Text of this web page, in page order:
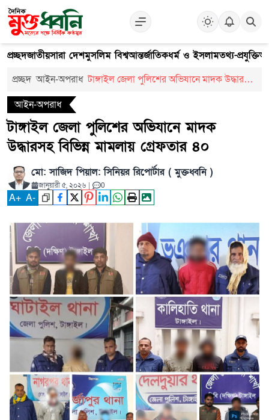
প্রচ্ছদজাতীয়সারা দেশমুসলিম বিশ্বআন্তর্জাতিকধর্ম ও ইসলামতথ্য-প্রযুক্তি
প্রচ্ছদ আইন-অপরাধ টাঙ্গাইল জেলা পুলিশের অভিযানে মাদক উদ্ধারসহ
আইন-অপরাধ
টাঙ্গাইল জেলা পুলিশের অভিযানে মাদক
উদ্ধারসহ বিভিন্ন মামলায় গ্রেফতার ৪০
মো: সাজিদ পিয়াল: সিনিয়র রিপোর্টার ( মুক্তধ্বনি )
জানুয়ারী ৫, ২০২৬ | 0
A+ A-